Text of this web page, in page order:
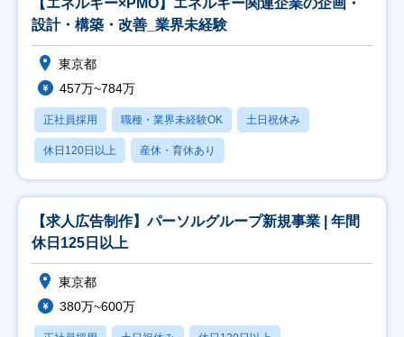
【エネルギー×PMO】エネルギー関連企業の企画・
設計・構築・改善_業界未経験
東京都
457万~784万
正社員採用 職種・業界未経験OK 土日祝休み
休日120日以上 産休・育休あり
【求人広告制作】パーソルグループ新規事業 | 年間
休日125日以上
東京都
380万~600万